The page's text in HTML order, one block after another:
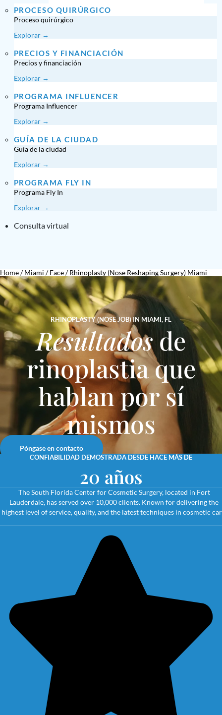
PROCESO QUIRÚRGICO
Proceso quirúrgico
Explorar →
PRECIOS Y FINANCIACIÓN
Precios y financiación
Explorar →
PROGRAMA INFLUENCER
Programa Influencer
Explorar →
GUÍA DE LA CIUDAD
Guía de la ciudad
Explorar →
PROGRAMA FLY IN
Programa Fly In
Explorar →
Consulta virtual
Home/Miami /Face/Rhinoplasty (Nose Reshaping Surgery) Miami
RHINOPLASTY (NOSE JOB) IN MIAMI, FL
Resultados de
rinoplastia que
hablan por sí
mismos
Póngase en contacto
CONFIABILIDAD DEMOSTRADA DESDE HACE MÁS DE
20 años
The South Florida Center for Cosmetic Surgery, located in Fort
Lauderdale, has served over 10,000 clients. Known for delivering the
highest level of service, quality, and the latest techniques in cosmetic